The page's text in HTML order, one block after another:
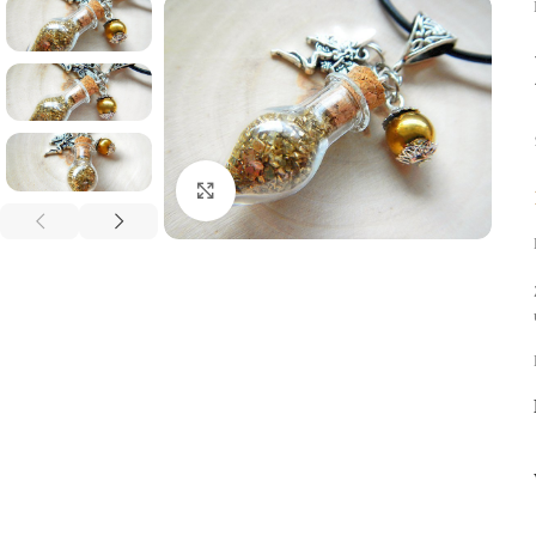
Click to enlarge